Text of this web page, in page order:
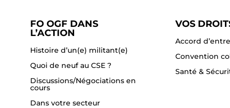
FO OGF DANS
L’ACTION
Histoire d’un(e) militant(e)
Quoi de neuf au CSE ?
Discussions/Négociations en
cours
Dans votre secteur
VOS
Accord
Convention
Santé &